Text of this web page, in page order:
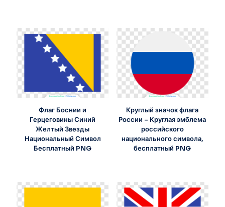
Флаг Боснии и
Герцеговины Синий
Желтый Звезды
Национальный Символ
Бесплатный PNG
Круглый значок флага
России – Круглая эмблема
российского
национального символа,
бесплатный PNG